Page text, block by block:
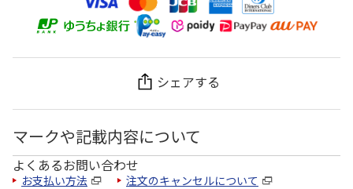
シェアする
マークや記載内容について
よくあるお問い合わせ
お支払い方法 注文のキャンセルについて